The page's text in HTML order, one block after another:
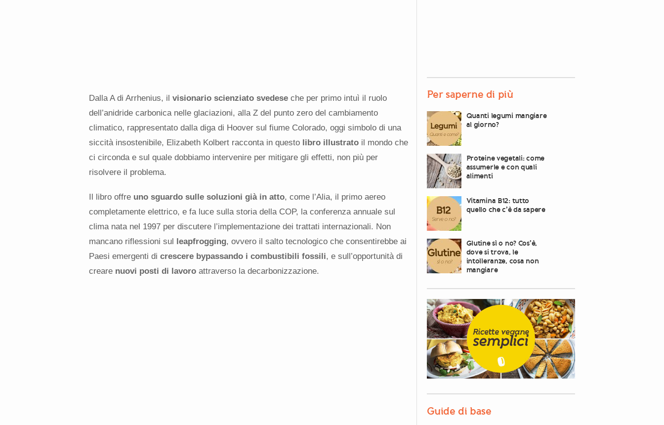
Dalla A di Arrhenius, il visionario scienziato svedeseche per primo intuì il ruolo
dell’anidride carbonica nelle glaciazioni, alla Z del punto zero del cambiamento
climatico, rappresentato dalla diga di Hoover sul fiume Colorado, oggi simbolo di una
siccità insostenibile, Elizabeth Kolbert racconta in questo libro illustratoil mondo che
ci circonda e sul quale dobbiamo intervenire per mitigare gli effetti, non più per
risolvere il problema.
Il libro offre uno sguardo sulle soluzioni già in atto, come l’Alia, il primo aereo
completamente elettrico, e fa luce sulla storia della COP, la conferenza annuale sul
clima nata nel 1997 per discutere l’implementazione dei trattati internazionali. Non
mancano riflessioni sul leapfrogging, ovvero il salto tecnologico che consentirebbe ai
Paesi emergenti di crescere bypassando i combustibili fossili, e sull’opportunità di
creare nuovi posti di lavoroattraverso la decarbonizzazione.
Per saperne di più
Quanti legumi mangiare
al giorno?
Proteine vegetali: come
assumerle e con quali
alimenti
Vitamina B12: tutto
quello che c’è da sapere
Glutine sì o no? Cos’è,
dove si trova, le
intolleranze, cosa non
mangiare
Guide di base